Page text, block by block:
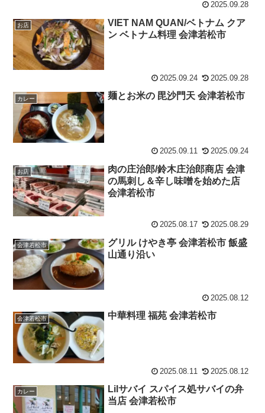
2025.09.28
お店
VIET NAM QUAN/ベトナム クア
ン ベトナム料理 会津若松市
2025.09.24 2025.09.28
カレー 麺とお米の 毘沙門天 会津若松市
2025.09.11 2025.09.24
お店
肉の庄治郎/鈴木庄治郎商店 会津
の馬刺し＆辛し味噌を始めた店
会津若松市
2025.08.17 2025.08.29
会津若松市
グリル けやき亭 会津若松市 飯盛
山通り沿い
2025.08.12
会津若松市 中華料理 福苑 会津若松市
2025.08.11 2025.08.12
カレー
Lilサバイ スパイス処サバイの弁
当店 会津若松市